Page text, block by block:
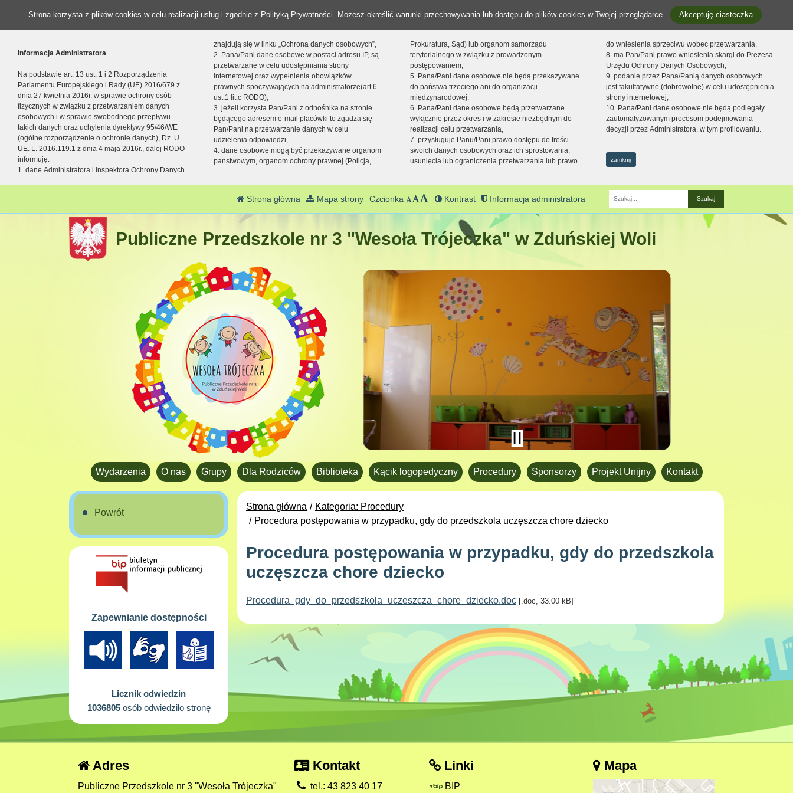
Strona korzysta z plików cookies w celu realizacji usług i zgodnie z Polityką Prywatności. Możesz określić warunki przechowywania lub dostępu do plików cookies w Twojej przeglądarce. Akceptuję ciasteczka
Informacja Administratora
Na podstawie art. 13 ust. 1 i 2 Rozporządzenia
Parlamentu Europejskiego i Rady (UE) 2016/679 z
dnia 27 kwietnia 2016r. w sprawie ochrony osób
fizycznych w związku z przetwarzaniem danych
osobowych i w sprawie swobodnego przepływu
takich danych oraz uchylenia dyrektywy 95/46/WE
(ogólne rozporządzenie o ochronie danych), Dz. U.
UE. L. 2016.119.1 z dnia 4 maja 2016r., dalej RODO
informuję:
1. dane Administratora i Inspektora Ochrony Danych
znajdują się w linku „Ochrona danych osobowych”,
2. Pana/Pani dane osobowe w postaci adresu IP, są
przetwarzane w celu udostępniania strony
internetowej oraz wypełnienia obowiązków
prawnych spoczywających na administratorze(art.6
ust.1 lit.c RODO),
3. jeżeli korzysta Pan/Pani z odnośnika na stronie
będącego adresem e-mail placówki to zgadza się
Pan/Pani na przetwarzanie danych w celu
udzielenia odpowiedzi,
4. dane osobowe mogą być przekazywane organom
państwowym, organom ochrony prawnej (Policja,
Prokuratura, Sąd) lub organom samorządu
terytorialnego w związku z prowadzonym
postępowaniem,
5. Pana/Pani dane osobowe nie będą przekazywane
do państwa trzeciego ani do organizacji
międzynarodowej,
6. Pana/Pani dane osobowe będą przetwarzane
wyłącznie przez okres i w zakresie niezbędnym do
realizacji celu przetwarzania,
7. przysługuje Panu/Pani prawo dostępu do treści
swoich danych osobowych oraz ich sprostowania,
usunięcia lub ograniczenia przetwarzania lub prawo
do wniesienia sprzeciwu wobec przetwarzania,
8. ma Pan/Pani prawo wniesienia skargi do Prezesa
Urzędu Ochrony Danych Osobowych,
9. podanie przez Pana/Panią danych osobowych
jest fakultatywne (dobrowolne) w celu udostępnienia
strony internetowej,
10. Pana/Pani dane osobowe nie będą podlegały
zautomatyzowanym procesom podejmowania
decyzji przez Administratora, w tym profilowaniu.
zamknij
Strona główna Mapa strony Czcionka Kontrast Informacja administratora
Fraza
Publiczne Przedszkole nr 3 "Wesoła Trójeczka" w Zduńskiej Woli
Wydarzenia O nas Grupy Dla Rodziców Biblioteka Kącik logopedyczny Procedury Sponsorzy Projekt Unijny Kontakt
Strona główna
Kategoria: Procedury
Procedura postępowania w przypadku, gdy do przedszkola uczęszcza chore dziecko
Procedura postępowania w przypadku, gdy do przedszkola
uczęszcza chore dziecko
Procedura_gdy_do_przedszkola_uczeszcza_chore_dziecko.doc [.doc, 33.00 kB]
Powrót
Zapewnianie dostępności
Licznik odwiedzin
1036805osób odwiedziło stronę
Adres
Publiczne Przedszkole nr 3 "Wesoła Trójeczka"
Kontakt
tel.: 43 823 40 17
Linki
BIP
Mapa